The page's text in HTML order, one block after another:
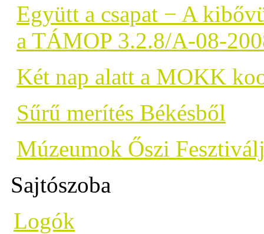
Együtt a csapat − A
a TÁMOP 3.2.8/A-08-
Két nap alatt a MOKK
Sűrű merítés Békésből
Múzeumok Őszi
Sajtószoba
Logók